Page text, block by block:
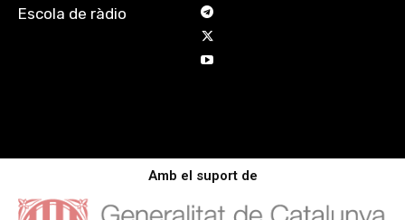
Escola de ràdio
Amb el suport de